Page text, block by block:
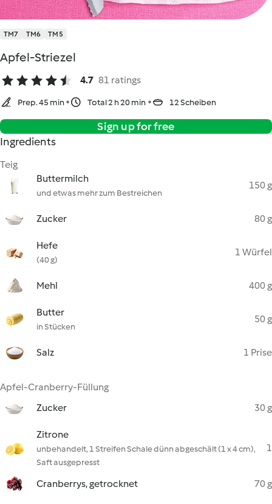
TM7 TM6 TM5
Apfel-Striezel
4.7 81 ratings
Prep. 45 min Total 2 h 20 min 12 Scheiben
Sign up for free
Ingredients
Teig
Buttermilch
und etwas mehr zum Bestreichen
150 g
Zucker 80 g
Hefe
(40 g)
1 Würfel
Mehl 400 g
Butter
in Stücken
50 g
Salz 1 Prise
Apfel-Cranberry-Füllung
Zucker
30 g
Zitrone
unbehandelt, 1 Streifen Schale dünn abgeschält (1 x 4 cm),
Saft ausgepresst
1
Cranberrys, getrocknet 70 g